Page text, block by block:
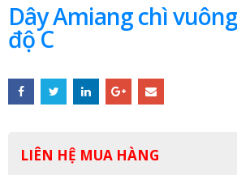
Dây Amiang chì
độ C
LIÊN HỆ MUA HÀNG